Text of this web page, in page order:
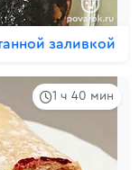
заливкой
1 ч 40 мин